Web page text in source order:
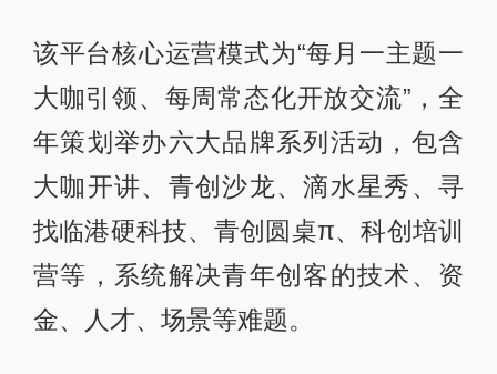
该平台核心运营模式为“每月一主题一
大咖引领、每周常态化开放交流”，全
年策划举办六大品牌系列活动，包含
大咖开讲、青创沙龙、滴水星秀、寻
找临港硬科技、青创圆桌π、科创培训
营等，系统解决青年创客的技术、资
金、人才、场景等难题。